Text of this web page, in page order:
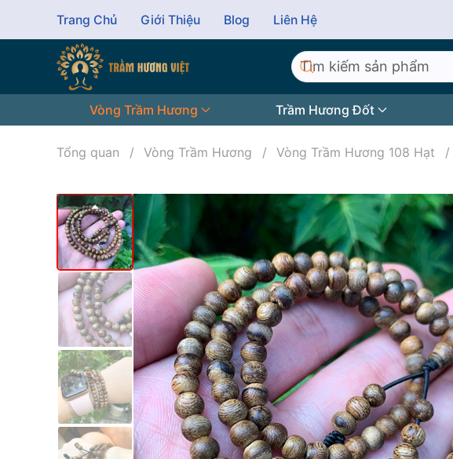
Skip to main content
Trang Chủ Giới Thiệu Blog Liên Hệ
Vòng Trầm Hương Trầm Hương Đốt
Tổng quan Vòng Trầm Hương Vòng Trầm Hương 108 Hạt